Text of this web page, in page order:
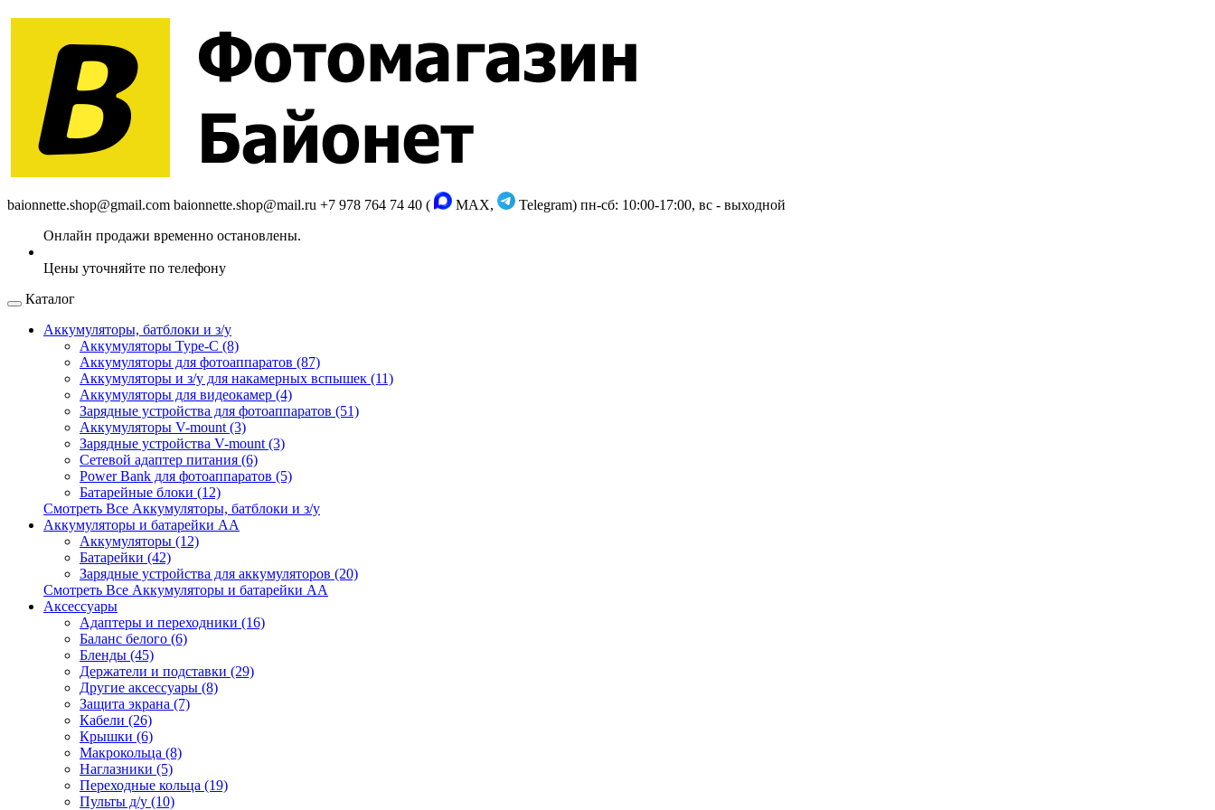
baionnette.shop@gmail.com baionnette.shop@mail.ru +7 978 764 74 40 ( MAX, Telegram) пн-сб: 10:00-17:00, вс - выходной
Каталог
Аккумуляторы, батблоки и з/у
Аккумуляторы Type-C (8)
Аккумуляторы для фотоаппаратов (87)
Аккумуляторы и з/у для накамерных вспышек (11)
Аккумуляторы для видеокамер (4)
Зарядные устройства для фотоаппаратов (51)
Аккумуляторы V-mount (3)
Зарядные устройства V-mount (3)
Сетевой адаптер питания (6)
Power Bank для фотоаппаратов (5)
Батарейные блоки (12)
Смотреть Все Аккумуляторы, батблоки и з/у
Аккумуляторы и батарейки AA
Аккумуляторы (12)
Батарейки (42)
Зарядные устройства для аккумуляторов (20)
Смотреть Все Аккумуляторы и батарейки AA
Аксессуары
Адаптеры и переходники (16)
Баланс белого (6)
Бленды (45)
Держатели и подставки (29)
Другие аксессуары (8)
Защита экрана (7)
Кабели (26)
Крышки (6)
Макрокольца (8)
Наглазники (5)
Переходные кольца (19)
Пульты д/у (10)